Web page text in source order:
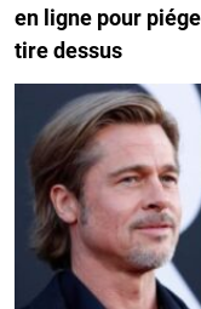
en ligne pour
tire dessus